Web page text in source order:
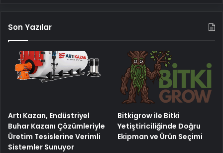
Son Yazılar
Artı Kazan, Endüstriyel
Buhar Kazanı Çözümleriyle
Üretim Tesislerine Verimli
Sistemler Sunuyor
Bitkigrow ile Bitki
Yetiştiriciliğinde Doğru
Ekipman ve Ürün Seçimi